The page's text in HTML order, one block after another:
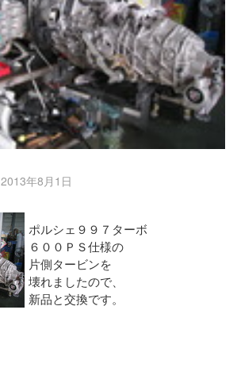
2013年8月1日
ポルシェ９９７ターボ
６００ＰＳ仕様の
片側タービンを
壊れましたので、
新品と交換です。